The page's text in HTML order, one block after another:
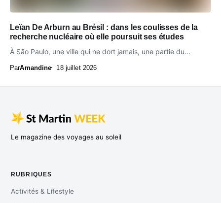
Leïan De Arburn au Brésil : dans les coulisses de la
recherche nucléaire où elle poursuit ses études
À São Paulo, une ville qui ne dort jamais, une partie du...
ParAmandine 18 juillet 2026
Le magazine des voyages au soleil
RUBRIQUES
Activités & Lifestyle